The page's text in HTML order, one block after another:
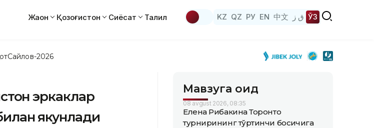
Жаҳон Қозоғистон Сиёсат Таҳлил KZ QZ РУ EN 中文 ق ز ЎЗ
Сайлов-2026
эркаклар
якунлади
Мавзуга оид
08 avgust 2026, 08:35
Елена Рибакина Торонто
турнирининг тўртинчи босқичига